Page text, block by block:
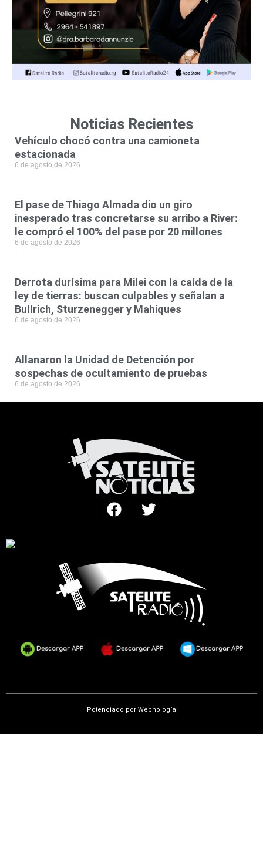
Noticias Recientes
Vehículo chocó contra una camioneta
estacionada
6 de agosto de 2026
El pase de Thiago Almada dio un giro
inesperado tras concretarse su arribo a River:
le compró el 100% del pase por 20 millones
6 de agosto de 2026
Derrota durísima para Milei con la caída de la
ley de tierras: buscan culpables y señalan a
Bullrich, Sturzenegger y Mahiques
6 de agosto de 2026
Allanaron la Unidad de Detención por
sospechas de ocultamiento de pruebas
6 de agosto de 2026
F
a
b
o
o
k
T
w
e
r
Potenciado por Webnología